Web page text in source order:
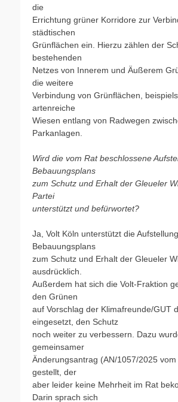
die
Errichtung grüner Korridore zur
städtischen
Grünflächen ein. Hierzu zählen der
bestehenden
Netzes von Innerem und Äußerem
die weitere
Verbindung von Grünflächen,
artenreiche
Wiesen entlang von Radwegen
Parkanlagen.
Wird die vom Rat beschlossene
Bebauungsplans
zum Schutz und Erhalt der Gleueler
Partei
unterstützt und befürwortet?
Ja, Volt Köln unterstützt die
Bebauungsplans
zum Schutz und Erhalt der Gleueler
ausdrücklich.
Außerdem hat sich die Volt-Fraktion
den Grünen
auf Vorschlag der Klimafreunde/GUT
eingesetzt, den Schutz
noch weiter zu verbessern. Dazu
gemeinsamer
Änderungsantrag (AN/1057/2025
gestellt, der
aber leider keine Mehrheit im Rat
Darin sprach sich